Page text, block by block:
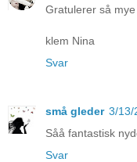
Gratulerer så
klem Nina
Svar
små gleder 3/13/
Såå fantastisk
Svar